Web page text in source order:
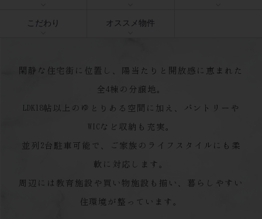
こだわり オススメ物件
閑静な住宅街に位置し、陽当たりと開放感に恵まれた
全4棟の分譲地。
LDK18帖以上のゆとりある空間に加え、パントリーや
WICなど収納も充実。
並列2台駐車可能で、ご家族のライフスタイルにも柔
軟に対応します。
周辺には教育施設や買い物施設も揃い、暮らしやすい
住環境が整っています。